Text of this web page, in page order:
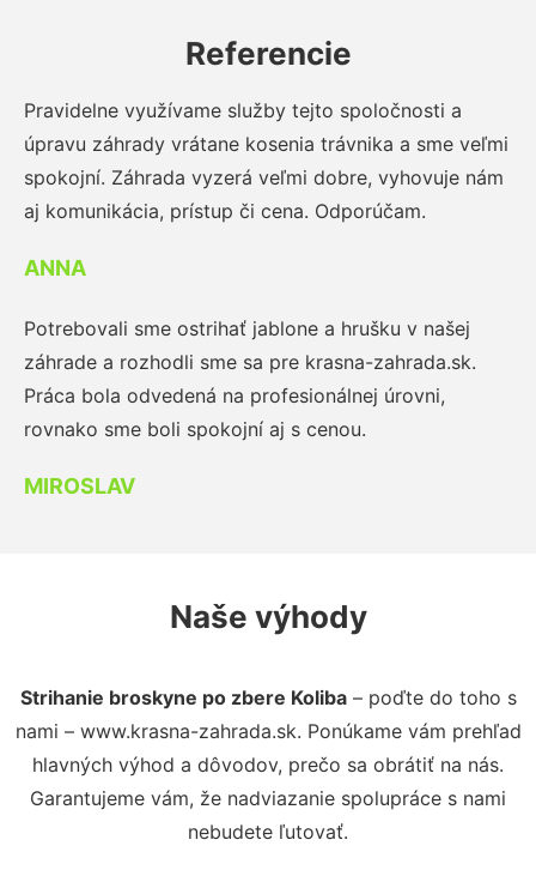
Referencie
Pravidelne využívame služby tejto spoločnosti a
úpravu záhrady vrátane kosenia trávnika a sme veľmi
spokojní. Záhrada vyzerá veľmi dobre, vyhovuje nám
aj komunikácia, prístup či cena. Odporúčam.
ANNA
Potrebovali sme ostrihať jablone a hrušku v našej
záhrade a rozhodli sme sa pre krasna-zahrada.sk.
Práca bola odvedená na profesionálnej úrovni,
rovnako sme boli spokojní aj s cenou.
MIROSLAV
Naše výhody
Strihanie broskyne po zbere Koliba– poďte do toho s
nami – www.krasna-zahrada.sk. Ponúkame vám prehľad
hlavných výhod a dôvodov, prečo sa obrátiť na nás.
Garantujeme vám, že nadviazanie spolupráce s nami
nebudete ľutovať.